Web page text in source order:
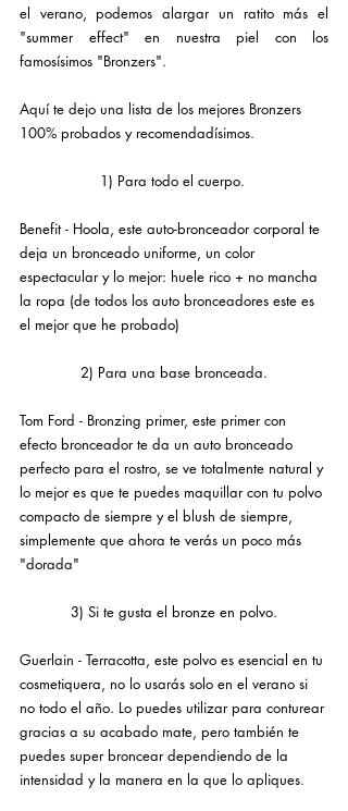
el verano, podemos alargar un ratito más el
"summer effect" en nuestra piel con los
famosísimos "Bronzers".
Aquí te dejo una lista de los mejores Bronzers
100% probados y recomendadísimos.
1) Para todo el cuerpo.
Benefit - Hoola, este auto-bronceador corporal te
deja un bronceado uniforme, un color
espectacular y lo mejor: huele rico + no mancha
la ropa (de todos los auto bronceadores este es
el mejor que he probado)
2) Para una base bronceada.
Tom Ford - Bronzing primer, este primer con
efecto bronceador te da un auto bronceado
perfecto para el rostro, se ve totalmente natural y
lo mejor es que te puedes maquillar con tu polvo
compacto de siempre y el blush de siempre,
simplemente que ahora te verás un poco más
"dorada"
3) Si te gusta el bronze en polvo.
Guerlain - Terracotta, este polvo es esencial en tu
cosmetiquera, no lo usarás solo en el verano si
no todo el año. Lo puedes utilizar para conturear
gracias a su acabado mate, pero también te
puedes super broncear dependiendo de la
intensidad y la manera en la que lo apliques.